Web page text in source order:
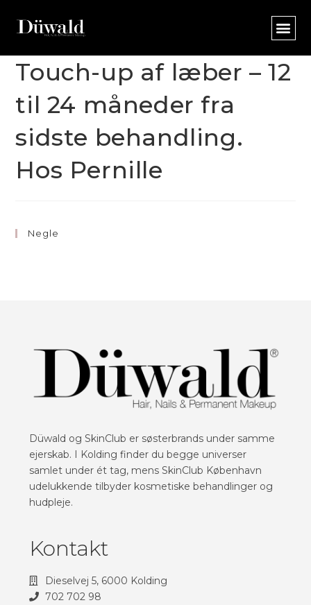
Touch-up af læber – 12
til 24 måneder fra
sidste behandling.
Hos Pernille
Negle
Düwald og SkinClub er søsterbrands under samme
ejerskab. I Kolding finder du begge universer
samlet under ét tag, mens SkinClub København
udelukkende tilbyder kosmetiske behandlinger og
hudpleje.
Kontakt
Dieselvej 5, 6000 Kolding
702 702 98